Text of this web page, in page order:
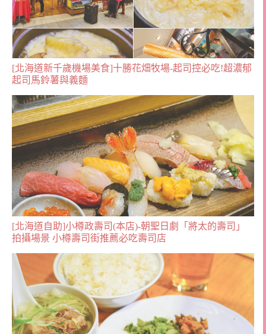
[北海道新千歲機場美食]十勝花畑牧場-起司控必吃!超濃郁
起司馬鈴薯與義麵
[北海道自助]小樽政壽司(本店)-朝聖日劇「將太的壽司」
拍攝場景 小樽壽司街推薦必吃壽司店